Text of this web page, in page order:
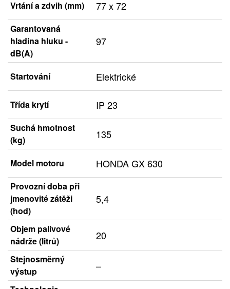
Vrtání a zdvih (mm) 77 x 72
Garantovaná
hladina hluku -
dB(A)
97
Startování Elektrické
Třída krytí IP 23
Suchá hmotnost
(kg)
135
Model motoru HONDA GX 630
Provozní doba při
jmenovité zátěži
(hod)
5,4
Objem palivové
nádrže (litrů)
20
Stejnosměrný
výstup
–